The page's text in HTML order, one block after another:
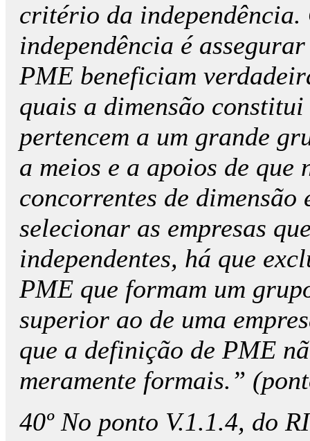
critério da
independência é
PME beneficiam
quais a dimensão constitui
pertencem a um grande
a meios e a apoios de que
concorrentes de
selecionar as empresas
independentes, há que
PME que formam um
superior ao de uma
que a definição de PME
meramente formais.”
40º No ponto V.1.1.4, do